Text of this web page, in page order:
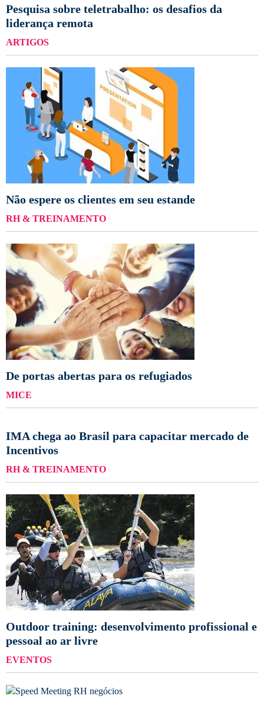
Pesquisa sobre teletrabalho: os desafios da
liderança remota
ARTIGOS
Não espere os clientes em seu estande
RH & TREINAMENTO
De portas abertas para os refugiados
MICE
IMA chega ao Brasil para capacitar mercado de
Incentivos
RH & TREINAMENTO
Outdoor training: desenvolvimento profissional e
pessoal ao ar livre
EVENTOS